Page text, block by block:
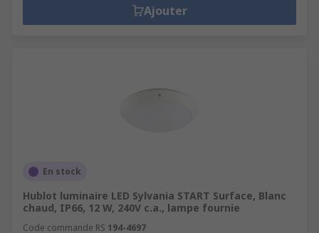
Ajouter
En stock
Hublot luminaire LED Sylvania START Surface, Blanc
chaud, IP66, 12 W, 240V c.a., lampe fournie
Code commande RS 194-4697